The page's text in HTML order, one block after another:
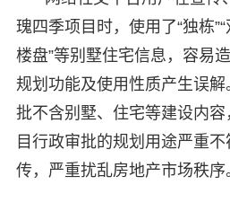
瑰四季项目时，使用了“独栋”“
楼盘”等别墅住宅信息，容易
规划功能及使用性质产生误
批不含别墅、住宅等建设内
目行政审批的规划用途严重
传，严重扰乱房地产市场秩序